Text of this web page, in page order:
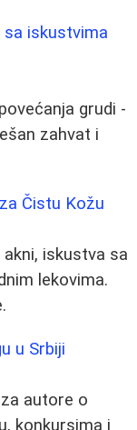
sa iskustvima
grudi -
zahvat i
Čistu Kožu
iskustva sa
lekovima.
u Srbiji
autore o
konkursima i